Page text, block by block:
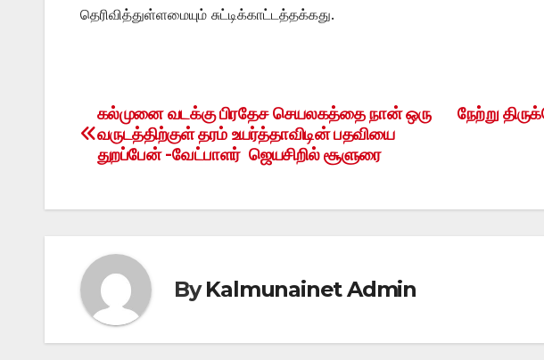
தெரிவித்துள்ளமையும் சுட்டிக்காட்டத்தக்கது.
Post
navigation
நேற்று
கல்முனை வடக்கு பிரதேச செயலகத்தை நான் ஒரு
வருடத்திற்குள் தரம் உயர்த்தாவிடின் பதவியை
துறப்பேன் -வேட்பாளர் ஜெயசிறில் சூளுரை
ByKalmunainet Admin